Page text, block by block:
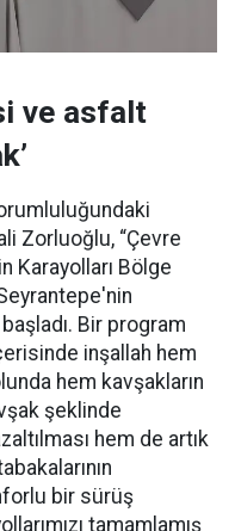
ve asfalt
Zorluoğlu, “Çevre
Karayolları Bölge
Bir program
inşallah hem
hem kavşakların
şeklinde
hem de artık
bir sürüş
tamamlamış